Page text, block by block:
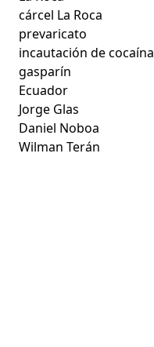
cárcel La Roca
prevaricato
incautación de cocaína
gasparín
Ecuador
Jorge Glas
Daniel Noboa
Wilman Terán